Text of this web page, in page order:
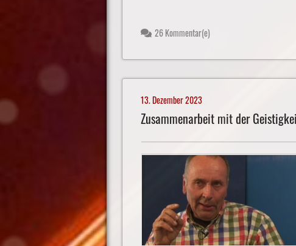
26 Kommentar(e)
13. Dezember 2023
Zusammenarbeit mit der